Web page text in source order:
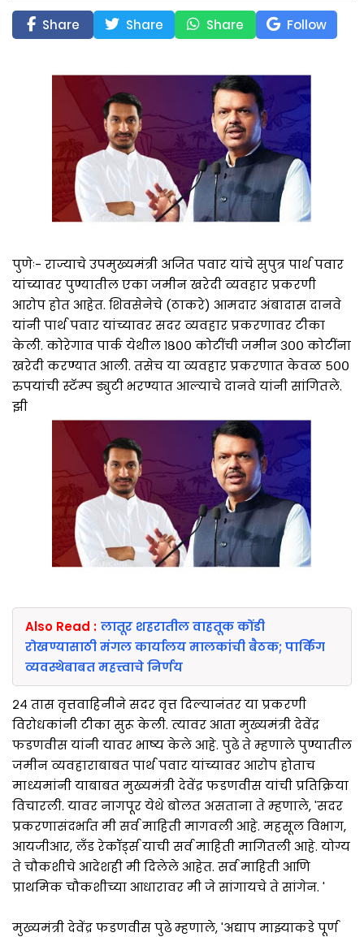
Share Share Share Follow
पुणेः- राज्याचे उपमुख्यमंत्री अजित पवार यांचे सुपुत्र पार्थ पवार
यांच्यावर पुण्यातील एका जमीन खरेदी व्यवहार प्रकरणी
आरोप होत आहेत. शिवसेनेचे (ठाकरे) आमदार अंबादास दानवे
यांनी पार्थ पवार यांच्यावर सदर व्यवहार प्रकरणावर टीका
केली. कोरेगाव पार्क येथील १८०० कोटींची जमीन ३०० कोटींना
खरेदी करण्यात आली. तसेच या व्यवहार प्रकरणात केवळ ५००
रुपयांची स्टॅम्प ड्युटी भरण्यात आल्याचे दानवे यांनी सांगितले.
झी
Also Read : लातूर शहरातील वाहतूक कोंडी
रोखण्यासाठी मंगल कार्यालय मालकांची बैठक; पार्किंग
व्यवस्थेबाबत महत्त्वाचे निर्णय
२४ तास वृत्तवाहिनीने सदर वृत्त दिल्यानंतर या प्रकरणी
विरोधकांनी टीका सुरू केली. त्यावर आता मुख्यमंत्री देवेंद्र
फडणवीस यांनी यावर भाष्य केले आहे. पुढे ते म्हणाले पुण्यातील
जमीन व्यवहाराबाबत पार्थ पवार यांच्यावर आरोप होताच
माध्यमांनी याबाबत मुख्यमंत्री देवेंद्र फडणवीस यांची प्रतिक्रिया
विचारली. यावर नागपूर येथे बोलत असताना ते म्हणाले, 'सदर
प्रकरणासंदर्भात मी सर्व माहिती मागवली आहे. महसूल विभाग,
आयजीआर, लँड रेकॉर्ड्स याची सर्व माहिती मागितली आहे. योग्य
ते चौकशीचे आदेशही मी दिलेले आहेत. सर्व माहिती आणि
प्राथमिक चौकशीच्या आधारावर मी जे सांगायचे ते सांगेन. '
मुख्यमंत्री देवेंद्र फडणवीस पुढे म्हणाले, 'अद्याप माझ्याकडे पूर्ण